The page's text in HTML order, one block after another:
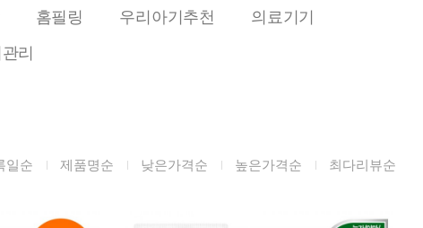
복합성
민감성
전 어떻게 써요?
포토사용 후기
위시리스트
홈필링 우리아기추천
의료기기
리
일순 제품명순 낮은가격순 높은가격순 최다리뷰순